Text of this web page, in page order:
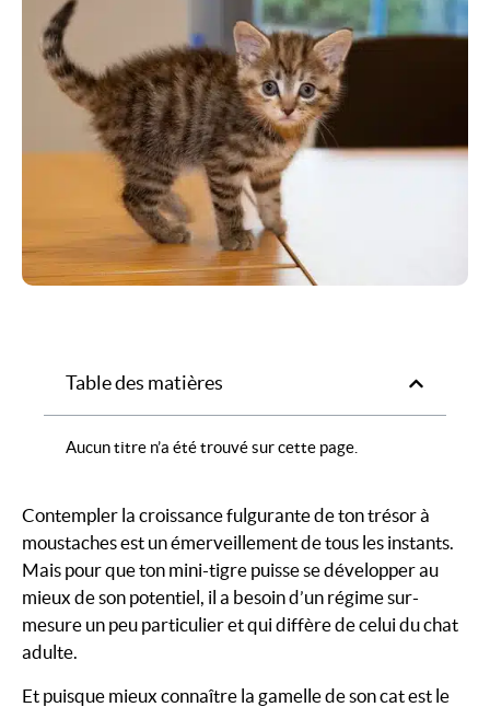
Table des matières
Aucun titre n’a été trouvé sur cette page.
Contempler la croissance fulgurante de ton trésor à
moustaches est un émerveillement de tous les instants.
Mais pour que ton mini-tigre puisse se développer au
mieux de son potentiel, il a besoin d’un régime sur-
mesure un peu particulier et qui diffère de celui du chat
adulte.
Et puisque mieux connaître la gamelle de son cat est le